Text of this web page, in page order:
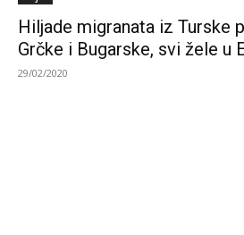
Hiljade migranata iz Turske
Grčke i Bugarske, svi žele u
29/02/2020